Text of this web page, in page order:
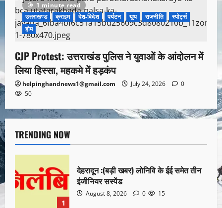
1 minute read
उत्तराखण्ड
क्राइम देश-विदेश पर्यटन यूथ राजनीति
स्पोर्ट्स
होम
CJP Protest: उत्तराखंड पुलिस ने युवाओं के आंदोलन में
लिया हिस्सा, महकमे में हड़कंप
helpinghandnews1@gmail.com July 24, 2026
0
50
TRENDING NOW
1
देहरादून :(बड़ी खबर) लोनिवि के ईई समेत तीन
इंजीनियर सस्पेंड
August 8, 2026 0 15